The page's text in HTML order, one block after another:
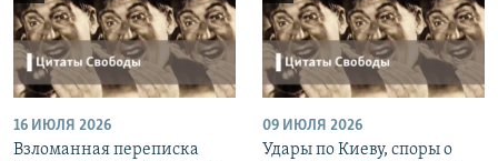
16 ИЮЛЯ 2026
Взломанная переписка
09 ИЮЛЯ 2026
Удары по Киеву, споры о